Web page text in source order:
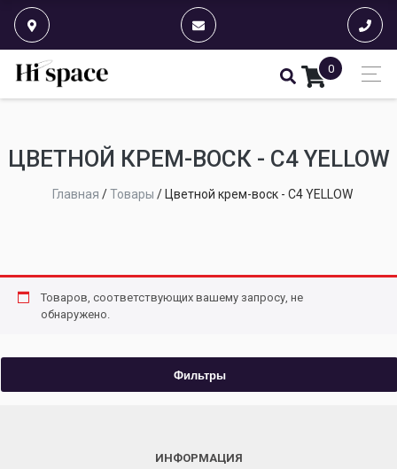
0
ЦВЕТНОЙ КРЕМ-ВОСК - C4 YELLOW
Главная /Товары / Цветной крем-воск - C4 YELLOW
Товаров, соответствующих вашему запросу, не
обнаружено.
Фильтры
ИНФОРМАЦИЯ